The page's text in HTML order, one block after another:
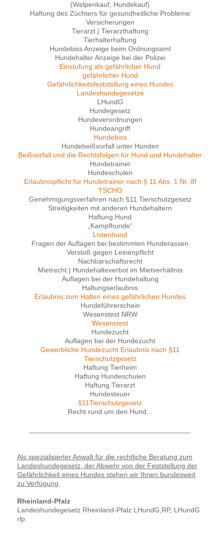
(Welpenkauf, Hundekauf)
Haftung des Züchters für gesundheitliche Probleme
Versicherungen
Tierarzt | Tierarzthaftung
Tierhalterhaftung
Hundebiss Anzeige beim Ordnungsamt
Hundehalter Anzeige bei der Polizei
Einstufung als gefährlicher Hund
gefährlicher Hund
Gefährlichkeitsfeststellung eines Hundes
Landeshundegesetze
LHundG
Hundegesetz
Hundeverordnungen
Hundeangriff
Hundebiss
Hundebeißvorfall unter Hunden
Beißvorfall und die Rechtsfolgen für Hund und Hundehalter
Hundetrainer
Hundeschulen
Erlaubnispflicht für Hundetrainer nach § 11 Abs. 1 Nr. 8f
TSCHG
Genehmigungsverfahren nach §11 Tierschutzgesetz
Streitigkeiten mit anderen Hundehaltern
Haftung Hund
„Kampfhunde“
Listenhund
Fragen der Auflagen bei bestimmten Hunderassen
Verstoß gegen Leinenpflicht
Nachbarschaftsrecht
Mietrecht | Hundehalteverbot im Mietverhältnis
Auflagen bei der Hundehaltung
Haltungserlaubnis
Erlaubnis zum Halten eines gefährlichen Hundes
Hundeführerschein
Wesenstest NRW
Wesenstest
Hundezucht
Auflagen bei der Hundezucht
Gewerbliche Hundezucht Erlaubnis nach §11
Tierschutzgesetz
Haftung Tierheim
Haftung Hundeschulen
Haftung Tierarzt
Hundesteuer
§11Tierschutzgesetz
Recht rund um den Hund...
Als spezialisierter Anwalt für die rechtliche Beratung zum
Landeshundegesetz, der Abwehr von der Feststellung der
Gefährlichkeit eines Hundes stehen wir Ihnen bundesweit
zu Verfügung
Rheinland-Pfalz
Landeshundegesetz Rheinland-Pfalz LHundG,RP, LHundG
rlp